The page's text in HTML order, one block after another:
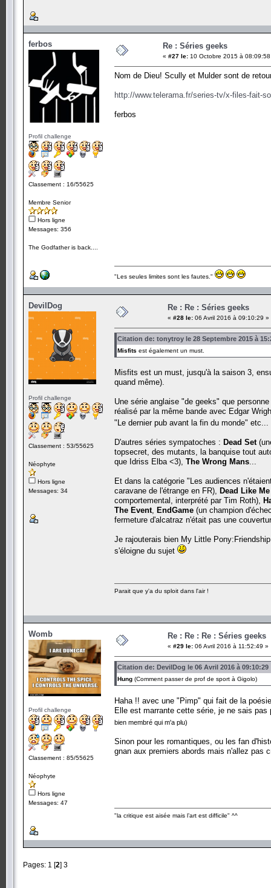
ferbos
Profil challenge
Classement : 16/55625
Membre Senior
Hors ligne
Messages: 356
The Godfather is back....
Re : Séries geeks
« #27 le: 10 Octobre 2015 à
Nom de Dieu! Scully et Mulder sont de
http://www.telerama.fr/series-tv/x-files-fait-
ferbos
"Les seules limites sont les fautes."
DevilDog
Profil challenge
Classement : 53/55625
Néophyte
Hors ligne
Messages: 34
Re : Re : Séries geeks
« #28 le: 06 Avril 2016 à 09:10:29 »
Citation de: tonytroy le 28 Septembre 2015 à
Misfits est également un must.
Misfits est un must, jusqu'à la saison 3,
quand même).
Une série anglaise "de geeks" que
réalisé par la même bande avec Edgar
"Le dernier pub avant la fin du monde"
D'autres séries sympatoches : Dead Set
topsecret, des mutants, la banquise tout
que Idriss Elba <3), The Wrong Mans
Et dans la catégorie "Les audiences
caravane de l'étrange en FR),
Dead Like Me
comportemental, interprété par Tim Roth),
The Event
EndGame (un champion
fermeture d'alcatraz n'était pas une
Je rajouterais bien My Little
s'éloigne du sujet
Parait que y'a du sploit dans l'air !
Womb
Profil challenge
Classement : 85/55625
Néophyte
Hors ligne
Messages: 47
Re : Re : Re : Séries geeks
« #29 le: 06 Avril 2016 à 11:52:49 »
Citation de: DevilDog le 06 Avril 2016 à 09:10:29
Hung (Comment passer de prof de sport à Gigolo)
Haha !! avec une "Pimp" qui fait de la
Elle est marrante cette série, je ne sais
bien membré qui m'a plu)
Sinon pour les romantiques, ou les fan
gnan aux premiers abords mais n'allez pas
"la critique est aisée mais l’art est difficile" ^^
Pages: 1 [2] 3